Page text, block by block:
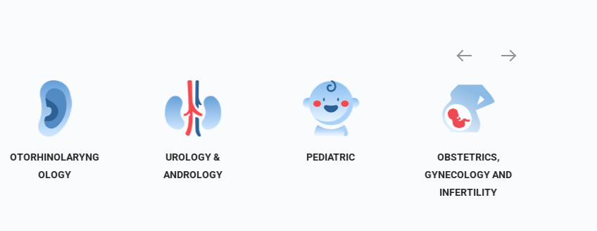
OTORHINOLARYNG
OLOGY
UROLOGY &
ANDROLOGY
PEDIATRIC
OBSTETRICS,
GYNECOLOGY AND
INFERTILITY